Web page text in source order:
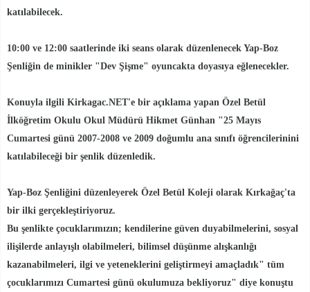
katılabilecek.
10:00 ve 12:00 saatlerinde iki seans olarak düzenlenecek Yap-Boz
Şenliğin de minikler "Dev Şişme" oyuncakta doyasıya eğlenecekler.
Konuyla ilgili Kirkagac.NET'e bir açıklama yapan Özel Betül
İlköğretim Okulu Okul Müdürü Hikmet Günhan "25 Mayıs
Cumartesi günü 2007-2008 ve 2009 doğumlu ana sınıfı öğrencilerinini
katılabileceği bir şenlik düzenledik.
Yap-Boz Şenliğini düzenleyerek Özel Betül Koleji olarak Kırkağaç'ta
bir ilki gerçekleştiriyoruz.
Bu şenlikte çocuklarımızın; kendilerine güven duyabilmelerini, sosyal
ilişilerde anlayışlı olabilmeleri, bilimsel düşünme alışkanlığı
kazanabilmeleri, ilgi ve yeteneklerini geliştirmeyi amaçladık" tüm
çocuklarımızı Cumartesi günü okulumuza bekliyoruz" diye konuştu